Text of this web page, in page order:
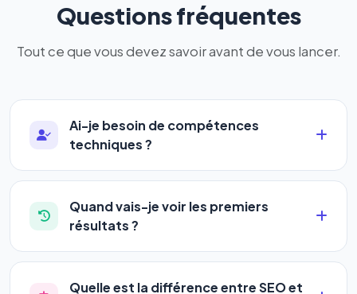
Questions fréquentes
Tout ce que vous devez savoir avant de vous lancer.
Ai-je besoin de compétences
techniques ?
Absolument pas. Notre logiciel a été conçu pour
être accessible àtous les profils: artisans,
commerçants, auto-entrepreneurs, PME ou
complexe — vous renseignez l'adresse de votre
site, décrivez votre activité, et le logiciel gère tout
Quand vais-je voir les premiers
résultats ?
La plupart de nos utilisateurs observent une
amélioration de leur positionnement en4 à 6
Quelle est la différence entre SEO et